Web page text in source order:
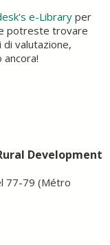
e-Library per
potreste trovare
valutazione,
Development
77-79 (Métro